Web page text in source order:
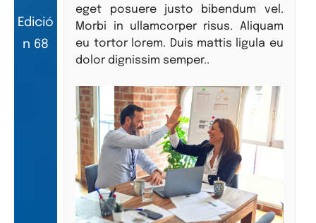
Edició
n 68
eget posuere justo bibendum vel.
Morbi in ullamcorper risus. Aliquam
eu tortor lorem. Duis mattis ligula eu
dolor dignissim semper..